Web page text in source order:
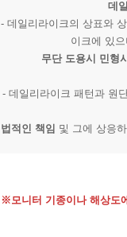
데
- 데일리라이크의 상표와
이크에 있
무단 도용시 민형
- 데일리라이크 패턴과 원
법적인 책임 및 그에 상응
※모니터 기종이나 해상도